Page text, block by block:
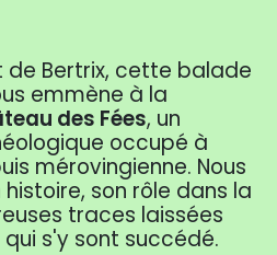
Bertrix, cette balade
emmène à la
des Fées, un
occupé à
mérovingienne. Nous
son rôle dans la
traces laissées
s'y sont succédé.